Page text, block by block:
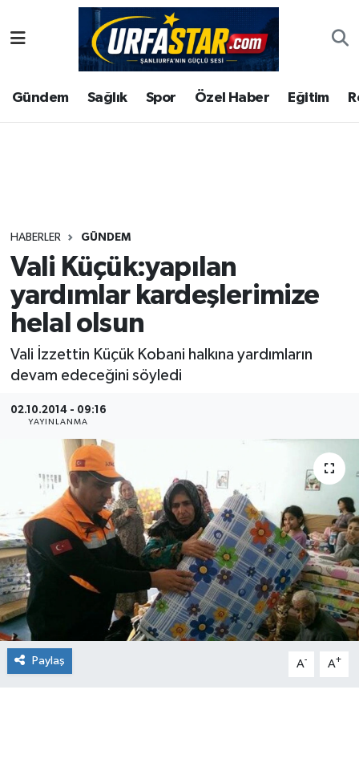
Gündem Sağlık Spor Özel Haber Eğitim
HABERLER GÜNDEM
Vali Küçük:yapılan
yardımlar kardeşlerimize
helal olsun
Vali İzzettin Küçük Kobani halkına yardımların
devam edeceğini söyledi
02.10.2014 - 09:16
YAYINLANMA
Paylaş A- A+
ASAYİS
ÇEVRE
Gündem
Kültür
Magazin
Şanlıurfa Nöbetçi Eczaneler
Şanlıurfa Hava Durumu
Tüm Manşetler
Son Dakika Haberleri
Haber Arşivi